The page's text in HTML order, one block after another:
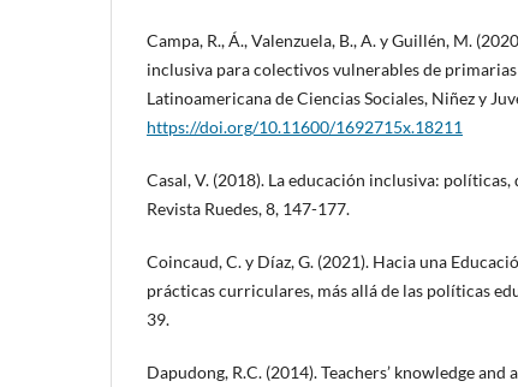
Campa, R., Á., Valenzuela, B., A. y Guillén, M.
inclusiva para colectivos vulnerables de
Latinoamericana de Ciencias Sociales, Niñez y
https://doi.org/10.11600/1692715x.18211
Casal, V. (2018). La educación inclusiva:
Revista Ruedes, 8, 147-177.
Coincaud, C. y Díaz, G. (2021). Hacia una
prácticas curriculares, más allá de las políticas
39.
Dapudong, R.C. (2014). Teachers’ knowledge